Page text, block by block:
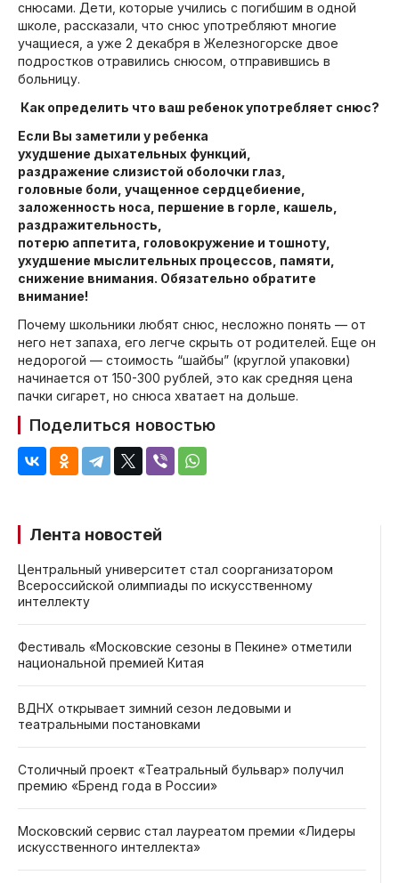
Лента новостей
Центральный университет стал соорганизатором
Всероссийской олимпиады по искусственному
интеллекту
Фестиваль «Московские сезоны в Пекине» отметили
национальной премией Китая
ВДНХ открывает зимний сезон ледовыми и
театральными постановками
Столичный проект «Театральный бульвар» получил
премию «Бренд года в России»
Московский сервис стал лауреатом премии «Лидеры
искусственного интеллекта»
снюсами. Дети, которые учились с погибшим в одной
школе, рассказали, что снюс употребляют многие
учащиеся, а уже 2 декабря в Железногорске двое
подростков отравились снюсом, отправившись в
больницу.
Как определить что ваш ребенок употребляет снюс?
Если Вы заметили у ребенка
ухудшение дыхательных функций,
раздражение слизистой оболочки глаз,
головные боли, учащенное сердцебиение,
заложенность носа, першение в горле, кашель,
раздражительность,
потерю аппетита, головокружение и тошноту,
ухудшение мыслительных процессов, памяти,
снижение внимания. Обязательно обратите
внимание!
Почему школьники любят снюс, несложно понять — от
него нет запаха, его легче скрыть от родителей. Еще он
недорогой — стоимость “шайбы” (круглой упаковки)
начинается от 150-300 рублей, это как средняя цена
пачки сигарет, но снюса хватает на дольше.
Поделиться новостью